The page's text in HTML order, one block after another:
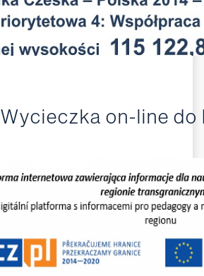
Wycieczka on-line do